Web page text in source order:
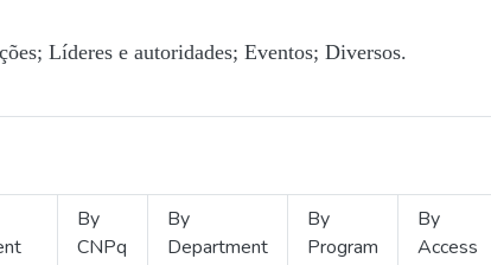
Líderes e autoridades; Eventos; Diversos.
By
CNPq
By
Department
By
Program
By
Access